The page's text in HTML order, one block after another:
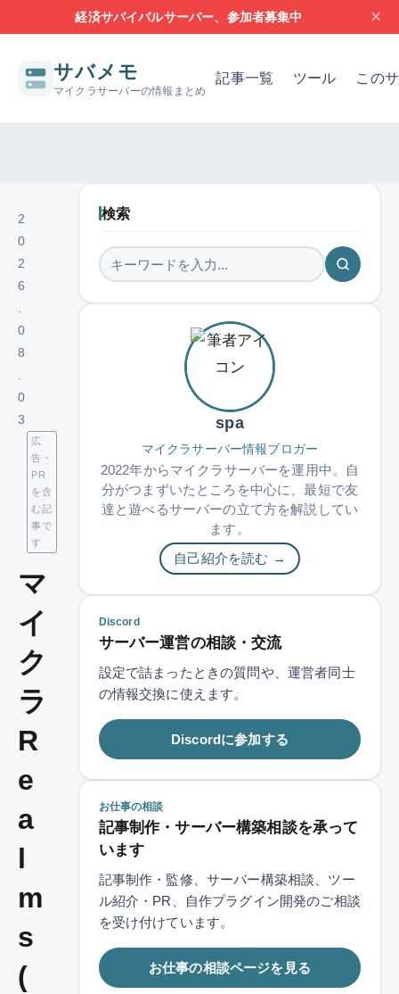
経済サバイバルサーバー、参加者募集中 ×
サバメモ
マイクラサーバーの情報まとめ
記事一覧 ツール この
2
0
2
6
0
8
0
3
広
告・
PR
を含
む記
事で
す
マ
イ
ク
ラ
R
e
a
l
m
s
(
検索
spa
マイクラサーバー情報ブロガー
2022年からマイクラサーバーを運用中。自
分がつまずいたところを中心に、最短で友
達と遊べるサーバーの立て方を解説してい
ます。
自己紹介を読む →
Discord
サーバー運営の相談・交流
設定で詰まったときの質問や、運営者同士
の情報交換に使えます。
Discordに参加する
お仕事の相談
記事制作・サーバー構築相談を承って
います
記事制作・監修、サーバー構築相談、ツー
ル紹介・PR、自作プラグイン開発のご相談
を受け付けています。
お仕事の相談ページを見る